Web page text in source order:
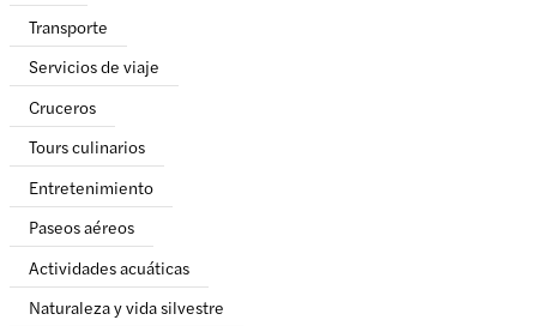
Transporte
Servicios de viaje
Cruceros
Tours culinarios
Entretenimiento
Paseos aéreos
Actividades acuáticas
Naturaleza y vida silvestre